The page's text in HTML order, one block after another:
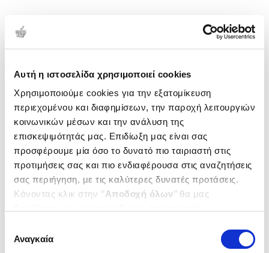
Αυτή η ιστοσελίδα χρησιμοποιεί cookies
Χρησιμοποιούμε cookies για την εξατομίκευση
περιεχομένου και διαφημίσεων, την παροχή λειτουργιών
κοινωνικών μέσων και την ανάλυση της
επισκεψιμότητάς μας. Επιδίωξη μας είναι σας
προσφέρουμε μία όσο το δυνατό πιο ταιριαστή στις
προτιμήσεις σας και πιο ενδιαφέρουσα στις αναζητήσεις
σας περιήγηση, με τις καλύτερες δυνατές προτάσεις.
Κάνοντας κλικ στην ‘’Αποδοχή όλων’’ θα μας
ενδιαφέρουν και να επιλέξετε από τα παρακάτω με την
συγκατάθεσης
Αναγκαία